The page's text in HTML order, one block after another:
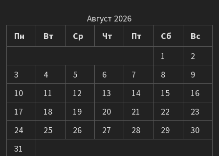
Август 2026
Пн
Вт Ср Чт Пт Сб
Вс
1
2
3
4 5 6 7 8
9
10
11 12 13 14 15
16
17
18 19 20 21 22
23
24
25 26 27 28 29
30
31